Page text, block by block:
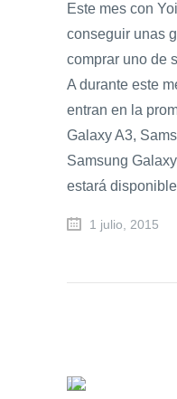
Este mes con
conseguir unas
comprar uno de
A durante este
entran en la
Galaxy A3,
Samsung
estará
1 julio, 2015